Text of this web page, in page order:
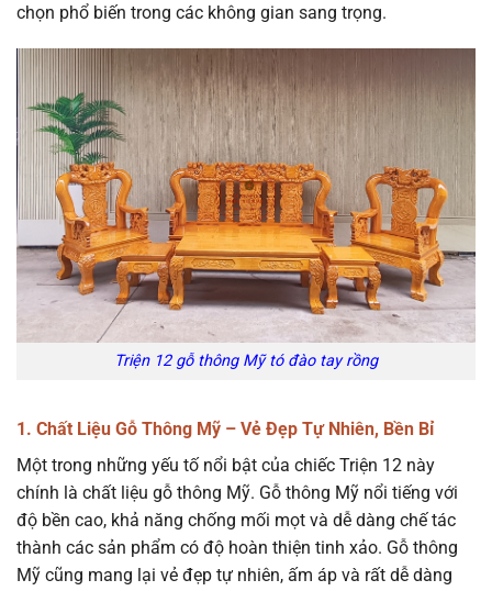
chọn phổ biến trong các không gian sang trọng.
Triện 12 gỗ thông Mỹ tó đào tay rồng
1. Chất Liệu Gỗ Thông Mỹ – Vẻ Đẹp Tự Nhiên, Bền Bỉ
Một trong những yếu tố nổi bật của chiếc Triện 12 này
chính là chất liệu gỗ thông Mỹ. Gỗ thông Mỹ nổi tiếng với
độ bền cao, khả năng chống mối mọt và dễ dàng chế tác
thành các sản phẩm có độ hoàn thiện tinh xảo. Gỗ thông
Mỹ cũng mang lại vẻ đẹp tự nhiên, ấm áp và rất dễ dàng